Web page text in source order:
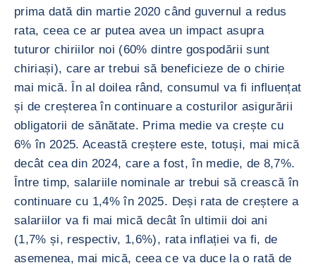
prima dată din martie 2020 când guvernul a redus
rata, ceea ce ar putea avea un impact asupra
tuturor chiriilor noi (60% dintre gospodării sunt
chiriași), care ar trebui să beneficieze de o chirie
mai mică. În al doilea rând, consumul va fi influențat
și de creșterea în continuare a costurilor asigurării
obligatorii de sănătate. Prima medie va crește cu
6% în 2025. Această creștere este, totuși, mai mică
decât cea din 2024, care a fost, în medie, de 8,7%.
Între timp, salariile nominale ar trebui să crească în
continuare cu 1,4% în 2025. Deși rata de creștere a
salariilor va fi mai mică decât în ultimii doi ani
(1,7% și, respectiv, 1,6%), rata inflației va fi, de
asemenea, mai mică, ceea ce va duce la o rată de